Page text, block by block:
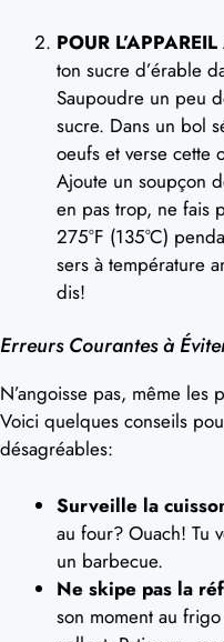
POUR
ton sucre d’érable
Saupoudre un peu
sucre. Dans un bol
oeufs et verse cette
Ajoute un soupçon
en pas trop, ne fais
275°F (135°C)
sers à température
dis!
Erreurs Courantes à
N’angoisse pas, même les
Voici quelques conseils
désagréables:
Surveille la
au four? Ouach! Tu
un barbecue.
Ne skipe pas la
son moment au